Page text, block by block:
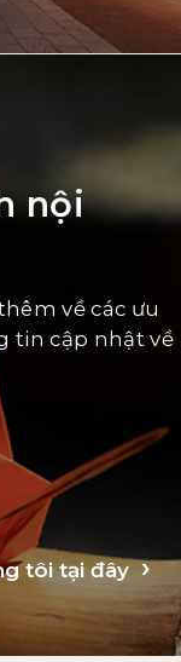
nội
về các ưu
tin cập nhật về
tôi tại đây